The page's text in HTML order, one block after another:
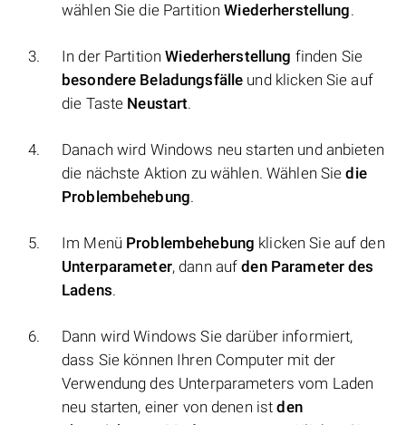
wählen Sie die PartitionWiederherstellung.
In der PartitionWiederherstellung finden Sie
besondere Beladungsfälle und klicken Sie auf
die Taste Neustart.
Danach wird Windows neu starten und anbieten
die nächste Aktion zu wählen. Wählen Siedie
Problembehebung.
Im Menü Problembehebung klicken Sie auf den
Unterparameter, dann aufden Parameter des
Ladens.
Dann wird Windows Sie darüber informiert,
dass Sie können Ihren Computer mit der
Verwendung des Unterparameters vom Laden
neu starten, einer von denen istden